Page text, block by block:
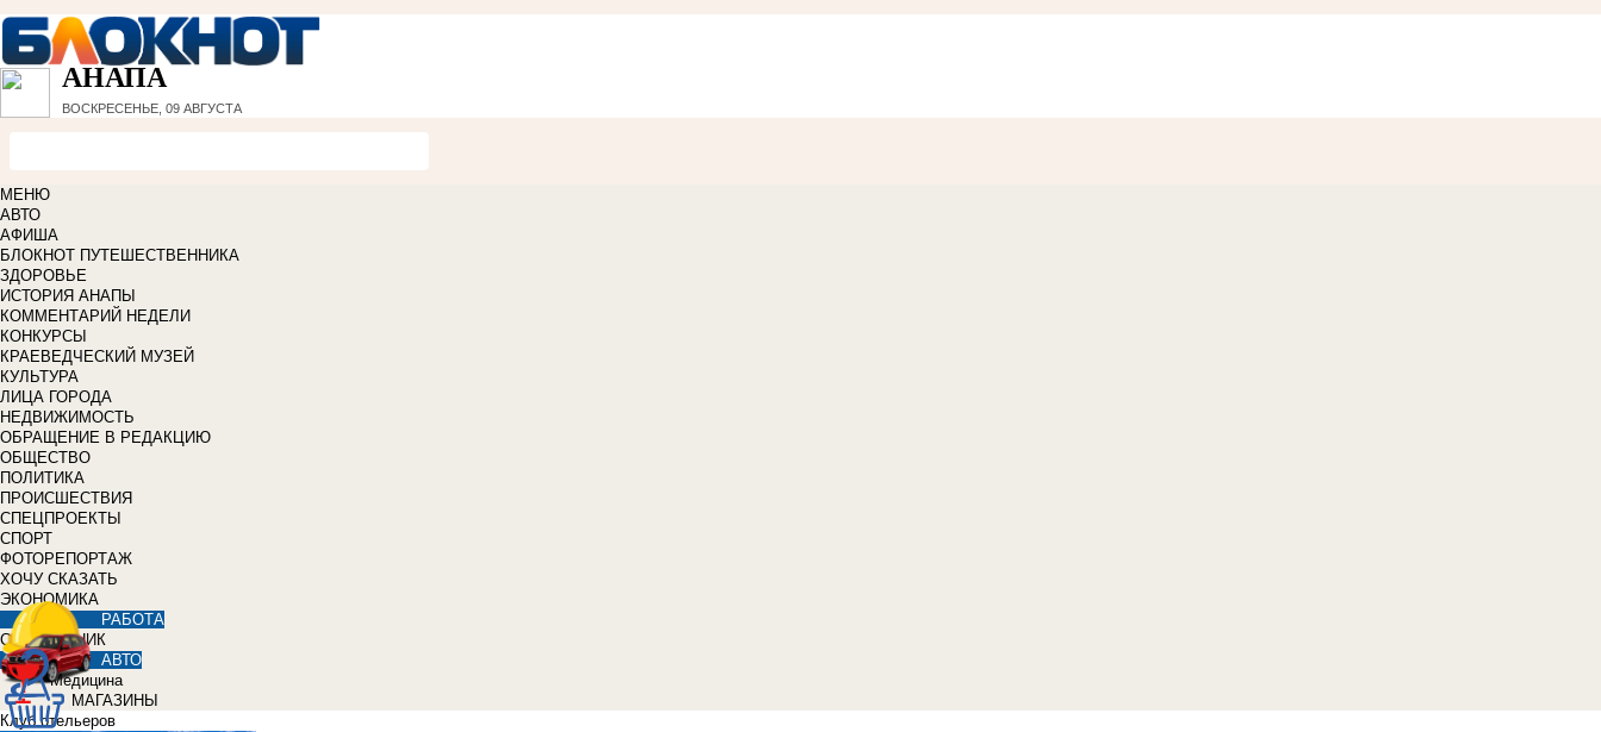
АНАПА
ВОСКРЕСЕНЬЕ, 09 АВГУСТА
МЕНЮ
АВТО
АФИША
БЛОКНОТ ПУТЕШЕСТВЕННИКА
ЗДОРОВЬЕ
ИСТОРИЯ АНАПЫ
КОММЕНТАРИЙ НЕДЕЛИ
КОНКУРСЫ
КРАЕВЕДЧЕСКИЙ МУЗЕЙ
КУЛЬТУРА
ЛИЦА ГОРОДА
НЕДВИЖИМОСТЬ
ОБРАЩЕНИЕ В РЕДАКЦИЮ
ОБЩЕСТВО
ПОЛИТИКА
ПРОИСШЕСТВИЯ
СПЕЦПРОЕКТЫ
СПОРТ
ФОТОРЕПОРТАЖ
ХОЧУ СКАЗАТЬ
ЭКОНОМИКА
РАБОТА
СПРАВОЧНИК
АВТО
Медицина
МАГАЗИНЫ
Клуб отельеров